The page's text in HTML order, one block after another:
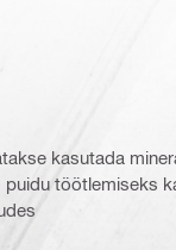
kasutada
töötlemiseks